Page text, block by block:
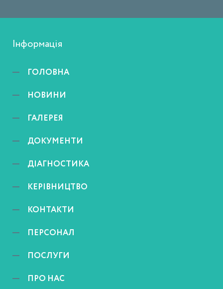
Інформація
ГОЛОВНА
НОВИНИ
ГАЛЕРЕЯ
ДОКУМЕНТИ
ДІАГНОСТИКА
КЕРІВНИЦТВО
КОНТАКТИ
ПЕРСОНАЛ
ПОСЛУГИ
ПРО НАС